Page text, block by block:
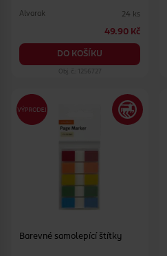
Alvarak 24 ks
49.90 Kč
DO KOŠÍKU
Obj. č.: 1256727
Barevné samolepící štítky